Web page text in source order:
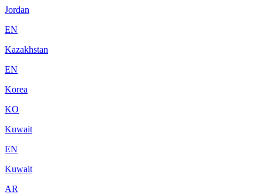
Jordan
EN
Kazakhstan
EN
Korea
KO
Kuwait
EN
Kuwait
AR